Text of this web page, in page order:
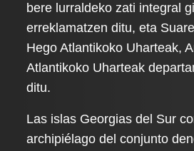
bere lurraldeko zati integral
erreklamatzen ditu, eta
Hego Atlantikoko Uharteak,
Atlantikoko Uharteak
ditu.
Las islas Georgias del Sur
archipiélago del conjunto